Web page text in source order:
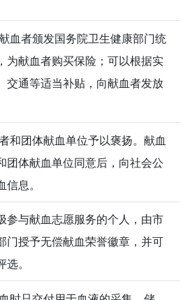
血者颁发国务院卫生健康部门统
为献血者购买保险；可以根据实
交通等适当补贴，向献血者发放
和团体献血单位予以褒扬。献血
团体献血单位同意后，向社会公
息。
参与献血志愿服务的个人，由市
门授予无偿献血荣誉徽章，并可
。